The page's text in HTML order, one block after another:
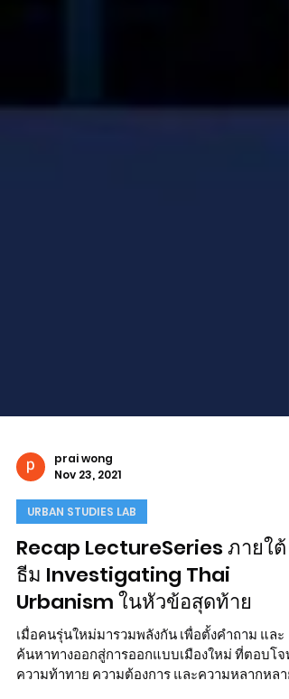
prai wong
URBAN STUDIES LAB
Recap LectureSeries ภายใต้
ธีม Investigating Thai
Urbanism ในหัวข้อสุดท้าย